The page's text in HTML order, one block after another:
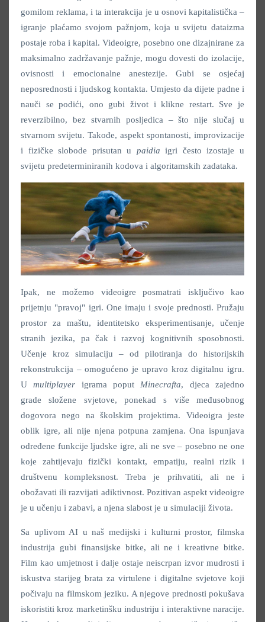
gomilom reklama, i ta interakcija je u osnovi kapitalistička –
igranje plaćamo svojom pažnjom, koja u svijetu dataizma
postaje roba i kapital. Videoigre, posebno one dizajnirane za
maksimalno zadržavanje pažnje, mogu dovesti do izolacije,
ovisnosti i emocionalne anestezije. Gubi se osjećaj
neposrednosti i ljudskog kontakta. Umjesto da dijete padne i
nauči se podići, ono gubi život i klikne restart. Sve je
reverzibilno, bez stvarnih posljedica – što nije slučaj u
stvarnom svijetu. Takođe, aspekt spontanosti, improvizacije
i fizičke slobode prisutan u paidia igri često izostaje u
svijetu predeterminiranih kodova i algoritamskih zadataka.
Ipak, ne možemo videoigre posmatrati isključivo kao
prijetnju "pravoj" igri. One imaju i svoje prednosti. Pružaju
prostor za maštu, identitetsko eksperimentisanje, učenje
stranih jezika, pa čak i razvoj kognitivnih sposobnosti.
Učenje kroz simulaciju – od pilotiranja do historijskih
rekonstrukcija – omogućeno je upravo kroz digitalnu igru.
Umultiplayer igrama poput Minecrafta, djeca zajedno
grade složene svjetove, ponekad s više međusobnog
dogovora nego na školskim projektima. Videoigra jeste
oblik igre, ali nije njena potpuna zamjena. Ona ispunjava
određene funkcije ljudske igre, ali ne sve – posebno ne one
koje zahtijevaju fizički kontakt, empatiju, realni rizik i
društvenu kompleksnost. Treba je prihvatiti, ali ne i
obožavati ili razvijati adiktivnost. Pozitivan aspekt videoigre
je u učenju i zabavi, a njena slabost je u simulaciji života.
Sa uplivom AI u naš medijski i kulturni prostor, filmska
industrija gubi finansijske bitke, ali ne i kreativne bitke.
Film kao umjetnost i dalje ostaje neiscrpan izvor mudrosti i
iskustva starijeg brata za virtulene i digitalne svjetove koji
počivaju na filmskom jeziku. A njegove prednosti pokušava
iskoristiti kroz marketinšku industriju i interaktivne naracije.